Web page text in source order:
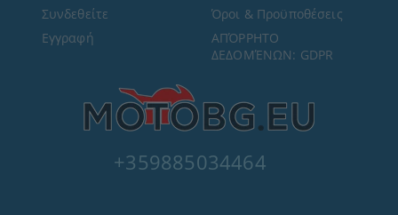
+359885034464
Συνδεθείτε
Εγγραφή
Όροι & Προϋποθέσεις
ΑΠΌΡΡΗΤΟ
ΔΕΔΟΜΈΝΩΝ: GDPR